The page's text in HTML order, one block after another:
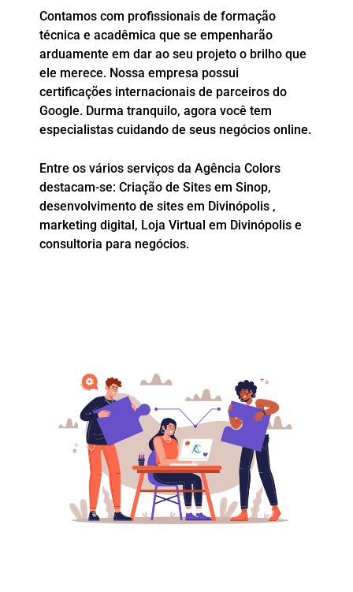
Contamos com profissionais de formação
técnica e acadêmica que se empenharão
arduamente em dar ao seu projeto o brilho que
ele merece. Nossa empresa possui
certificações internacionais de parceiros do
Google. Durma tranquilo, agora você tem
especialistas cuidando de seus negócios online.
Entre os vários serviços da Agência Colors
destacam-se: Criação de Sites em Sinop,
desenvolvimento de sites em Divinópolis ,
marketing digital, Loja Virtual em Divinópolis e
consultoria para negócios.